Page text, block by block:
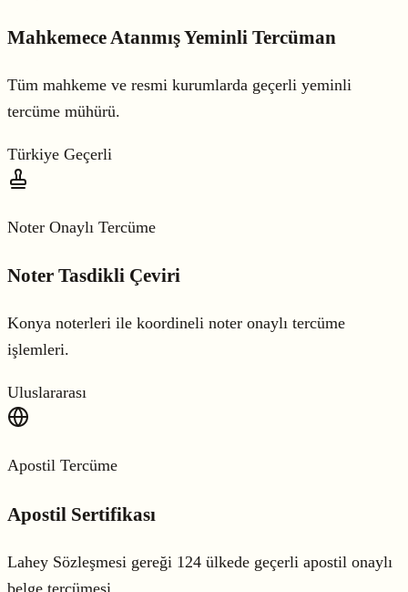
Mahkemece Atanmış Yeminli Tercüman
Tüm mahkeme ve resmi kurumlarda geçerli yeminli
tercüme mühürü.
Türkiye Geçerli
Noter Onaylı Tercüme
Noter Tasdikli Çeviri
Konya noterleri ile koordineli noter onaylı tercüme
işlemleri.
Uluslararası
Apostil Tercüme
Apostil Sertifikası
Lahey Sözleşmesi gereği 124 ülkede geçerli apostil onaylı
belge tercümesi.